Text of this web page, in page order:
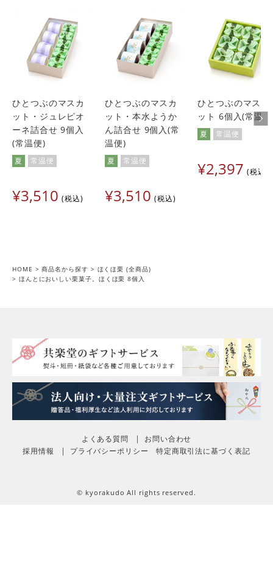
新栗を使用されたものを頂いたので、旬の食材は身体にもい
いですし贅沢感も感じられました。
贈り物や手土産にもぴったりです！
たみん
投稿日
2021/10/02
食べた瞬間に口の中に
栗の風味が広がって
ほくほ栗というその名の通り
ほくほくとした食感の後に
ちょうど良い甘さなので
本当何個でも食べれちゃいますよ！
こちらは確実に老若男女問わず
美味しく召し上がれるお品ものですね。
非公開
投稿日
2021/09/30
名前のとおり本当においしい栗菓子でした！
裏ごししている栗がとてもなめらかで、
1つ食べると秋や和を存分に感じられるおいしいお菓子で
す。
ひとつぶのマスカ
ット・ジュレピオ
ーネ詰合せ 9個入
(常温便)
夏 常温便
¥3,510 税込
ひとつぶのマスカ
ット・本水ようか
ん詰合せ 9個入(常
温便)
夏 常温便
¥3,510 税込
ひとつぶのマスカ
ット 6個入(常温
夏 常温便
¥2,397 税込
HOME 商品名から探す
ほくほ栗 (全商品)
ほんとにおいしい栗菓子。ほくほ栗 8個入
よくある質問
お問い合わせ
採用情報
プライバシーポリシー 特定商取引法に基づく表記
© kyorakudo All rights reserved.